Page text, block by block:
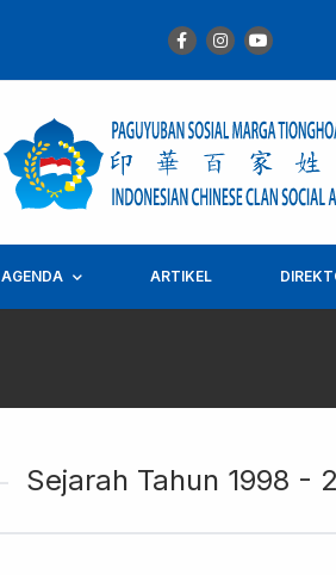
AGENDA ARTIKEL
Sejarah Tahun 1998 -